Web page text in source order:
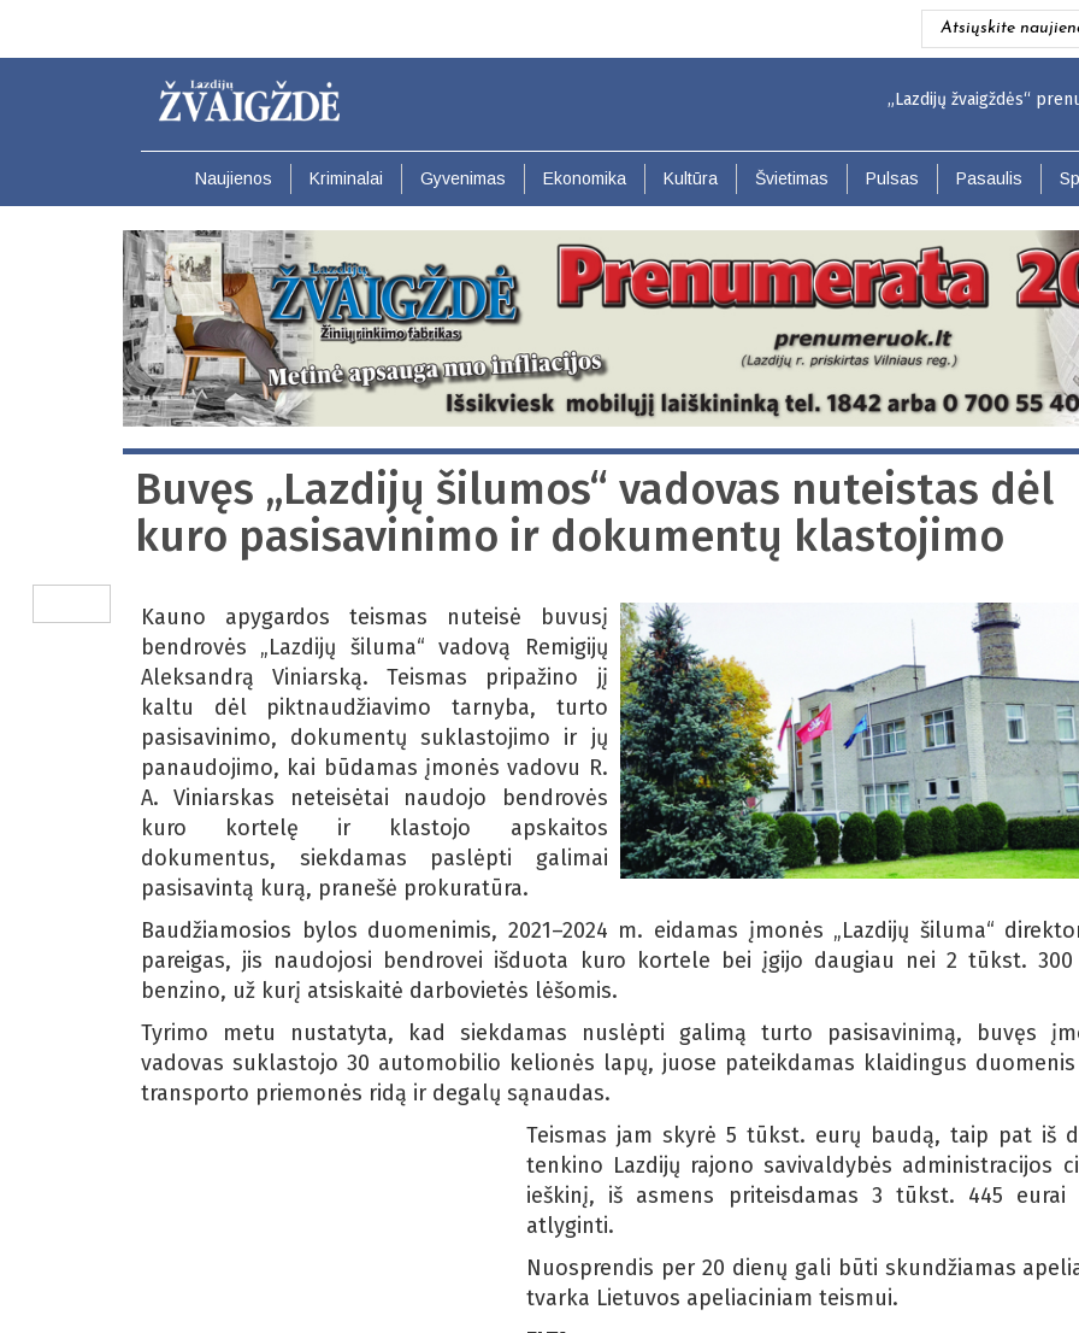
pagrindinį
Atsiųskite
„Lazdijų žvaigždės“
Naujienos Kriminalai Gyvenimas Ekonomika Kultūra Švietimas Pulsas Pasaulis
Buvęs „Lazdijų šilumos“ vadovas nuteistas dėl
kuro pasisavinimo ir dokumentų klastojimo
Kauno apygardos teismas nuteisė buvusį
bendrovės „Lazdijų šiluma“ vadovą Remigijų
Aleksandrą Viniarską. Teismas pripažino jį
kaltu dėl piktnaudžiavimo tarnyba, turto
pasisavinimo, dokumentų suklastojimo ir jų
panaudojimo, kai būdamas įmonės vadovu R.
A. Viniarskas neteisėtai naudojo bendrovės
kuro kortelę ir klastojo apskaitos
dokumentus, siekdamas paslėpti galimai
pasisavintą kurą, pranešė prokuratūra.
Baudžiamosios bylos duomenimis, 2021–2024 m. eidamas įmonės „Lazdijų šiluma“
pareigas, jis naudojosi bendrovei išduota kuro kortele bei įgijo daugiau nei 2 tūkst.
benzino, už kurį atsiskaitė darbovietės lėšomis.
Tyrimo metu nustatyta, kad siekdamas nuslėpti galimą turto pasisavinimą, buvęs
vadovas suklastojo 30 automobilio kelionės lapų, juose pateikdamas klaidingus
transporto priemonės ridą ir degalų sąnaudas.
Teismas jam skyrė 5 tūkst. eurų baudą, taip pat iš
tenkino Lazdijų rajono savivaldybės administracijos
ieškinį, iš asmens priteisdamas 3 tūkst. 445 eurai
atlyginti.
Nuosprendis per 20 dienų gali būti skundžiamas
tvarka Lietuvos apeliaciniam teismui.